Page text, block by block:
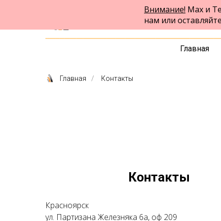
Внимание! Max и
нам или
Главная
Юридическая помощь в Красноярске
ФПК Альтернатива
Главная / Контакты
Контакты
Красноярск
ул. Партизана Железняка 6а, оф 209